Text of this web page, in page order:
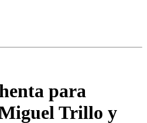
para
Trillo y